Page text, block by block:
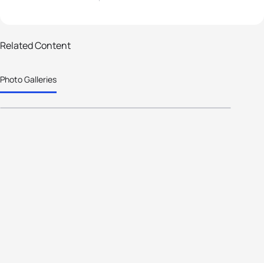
Related Content
Photo Galleries
2026 Americas Triathlon Cup and
Championships Formosa